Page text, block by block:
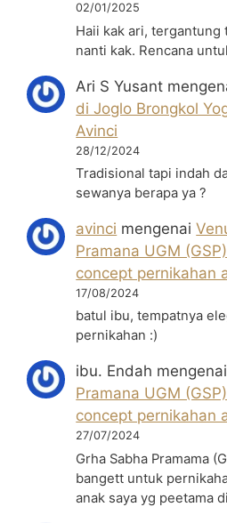
02/01/2025
Haii kak ari, tergantung
nanti kak. Rencana
Ari S Yusant
di Joglo Brongkol
Avinci
28/12/2024
Tradisional tapi indah
sewanya berapa ya ?
avinci mengenai
Pramana UGM
concept pernikahan
17/08/2024
batul ibu, tempatnya
pernikahan :)
ibu. Endah
Pramana UGM
concept pernikahan
27/07/2024
Grha Sabha Pramama
bangett untuk
anak saya yg peetama